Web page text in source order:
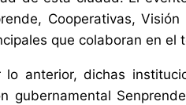
Cooperativas,
que colaboran en
lo anterior, dichas
gubernamental